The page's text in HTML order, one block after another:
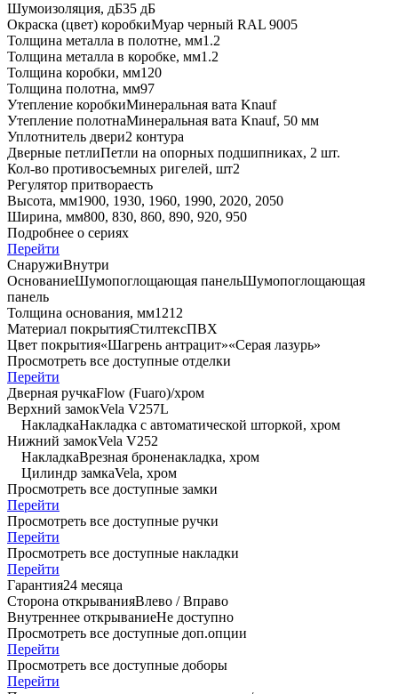
Шумоизоляция, дБ35 дБ
Окраска (цвет) коробкиМуар черный RAL 9005
Толщина металла в полотне, мм1.2
Толщина металла в коробке, мм1.2
Толщина коробки, мм120
Толщина полотна, мм97
Утепление коробкиМинеральная вата Knauf
Утепление полотнаМинеральная вата Knauf, 50 мм
Уплотнитель двери2 контура
Дверные петлиПетли на опорных подшипниках, 2 шт.
Кол-во противосъемных ригелей, шт2
Регулятор притвораесть
Высота, мм1900, 1930, 1960, 1990, 2020, 2050
Ширина, мм800, 830, 860, 890, 920, 950
Подробнее о сериях
Перейти
СнаружиВнутри
ОснованиеШумопоглощающая панельШумопоглощающая
панель
Толщина основания, мм1212
Материал покрытияСтилтексПВХ
Цвет покрытия«Шагрень антрацит»«Серая лазурь»
Просмотреть все доступные отделки
Перейти
Дверная ручкаFlow (Fuaro)/хром
Верхний замокVela V257L
НакладкаНакладка с автоматической шторкой, хром
Нижний замокVela V252
НакладкаВрезная броненакладка, хром
Цилиндр замкаVela, хром
Просмотреть все доступные замки
Перейти
Просмотреть все доступные ручки
Перейти
Просмотреть все доступные накладки
Перейти
Гарантия24 месяца
Сторона открыванияВлево / Вправо
Внутреннее открываниеНе доступно
Просмотреть все доступные доп.опции
Перейти
Просмотреть все доступные доборы
Перейти